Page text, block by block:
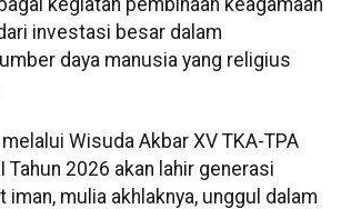
kegiatan pembinaan keagamaan
investasi besar dalam
daya manusia yang religius
Wisuda Akbar XV TKA-TPA
Tahun 2026 akan lahir generasi
iman, mulia akhlaknya, unggul dalam